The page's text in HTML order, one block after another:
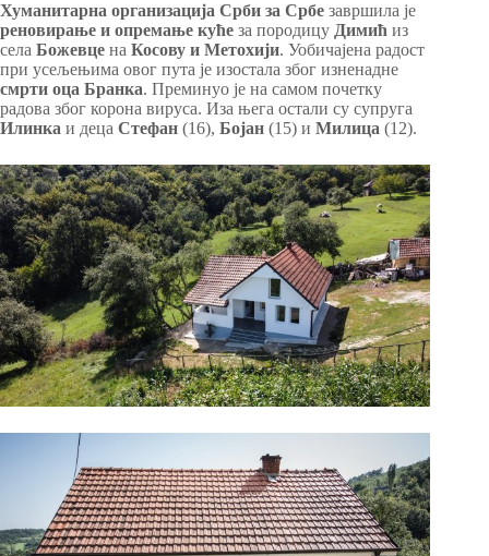
Хуманитарна организација Срби за Србе завршила је
реновирање и опремање куће за породицу Димић из
села Божевце на Косову и Метохији. Уобичајена радост
при усељењима овог пута је изостала због изненадне
смрти оца Бранка. Преминуо је на самом почетку
радова због корона вируса. Иза њега остали су супруга
Илинка и деца Стефан (16), Бојан (15) и Милица (12).